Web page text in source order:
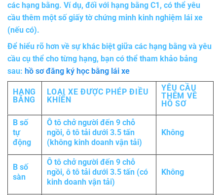
các hạng bằng. Ví dụ, đối với hạng bằng C1, có thể yêu
cầu thêm một số giấy tờ chứng minh kinh nghiệm lái xe
(nếu có).
Để hiểu rõ hơn về sự khác biệt giữa các hạng bằng và yêu
cầu cụ thể cho từng hạng, bạn có thể tham khảo bảng
sau: hồ sơ đăng ký học bằng lái xe
HẠNG
BẰNG
LOẠI XE ĐƯỢC PHÉP ĐIỀU
KHIỂN
YÊU CẦU
THÊM VỀ
HỒ SƠ
B số
tự
động
Ô tô chở người đến 9 chỗ
ngồi, ô tô tải dưới 3.5 tấn
(không kinh doanh vận tải)
Không
B số
sàn
Ô tô chở người đến 9 chỗ
ngồi, ô tô tải dưới 3.5 tấn (có
kinh doanh vận tải)
Không